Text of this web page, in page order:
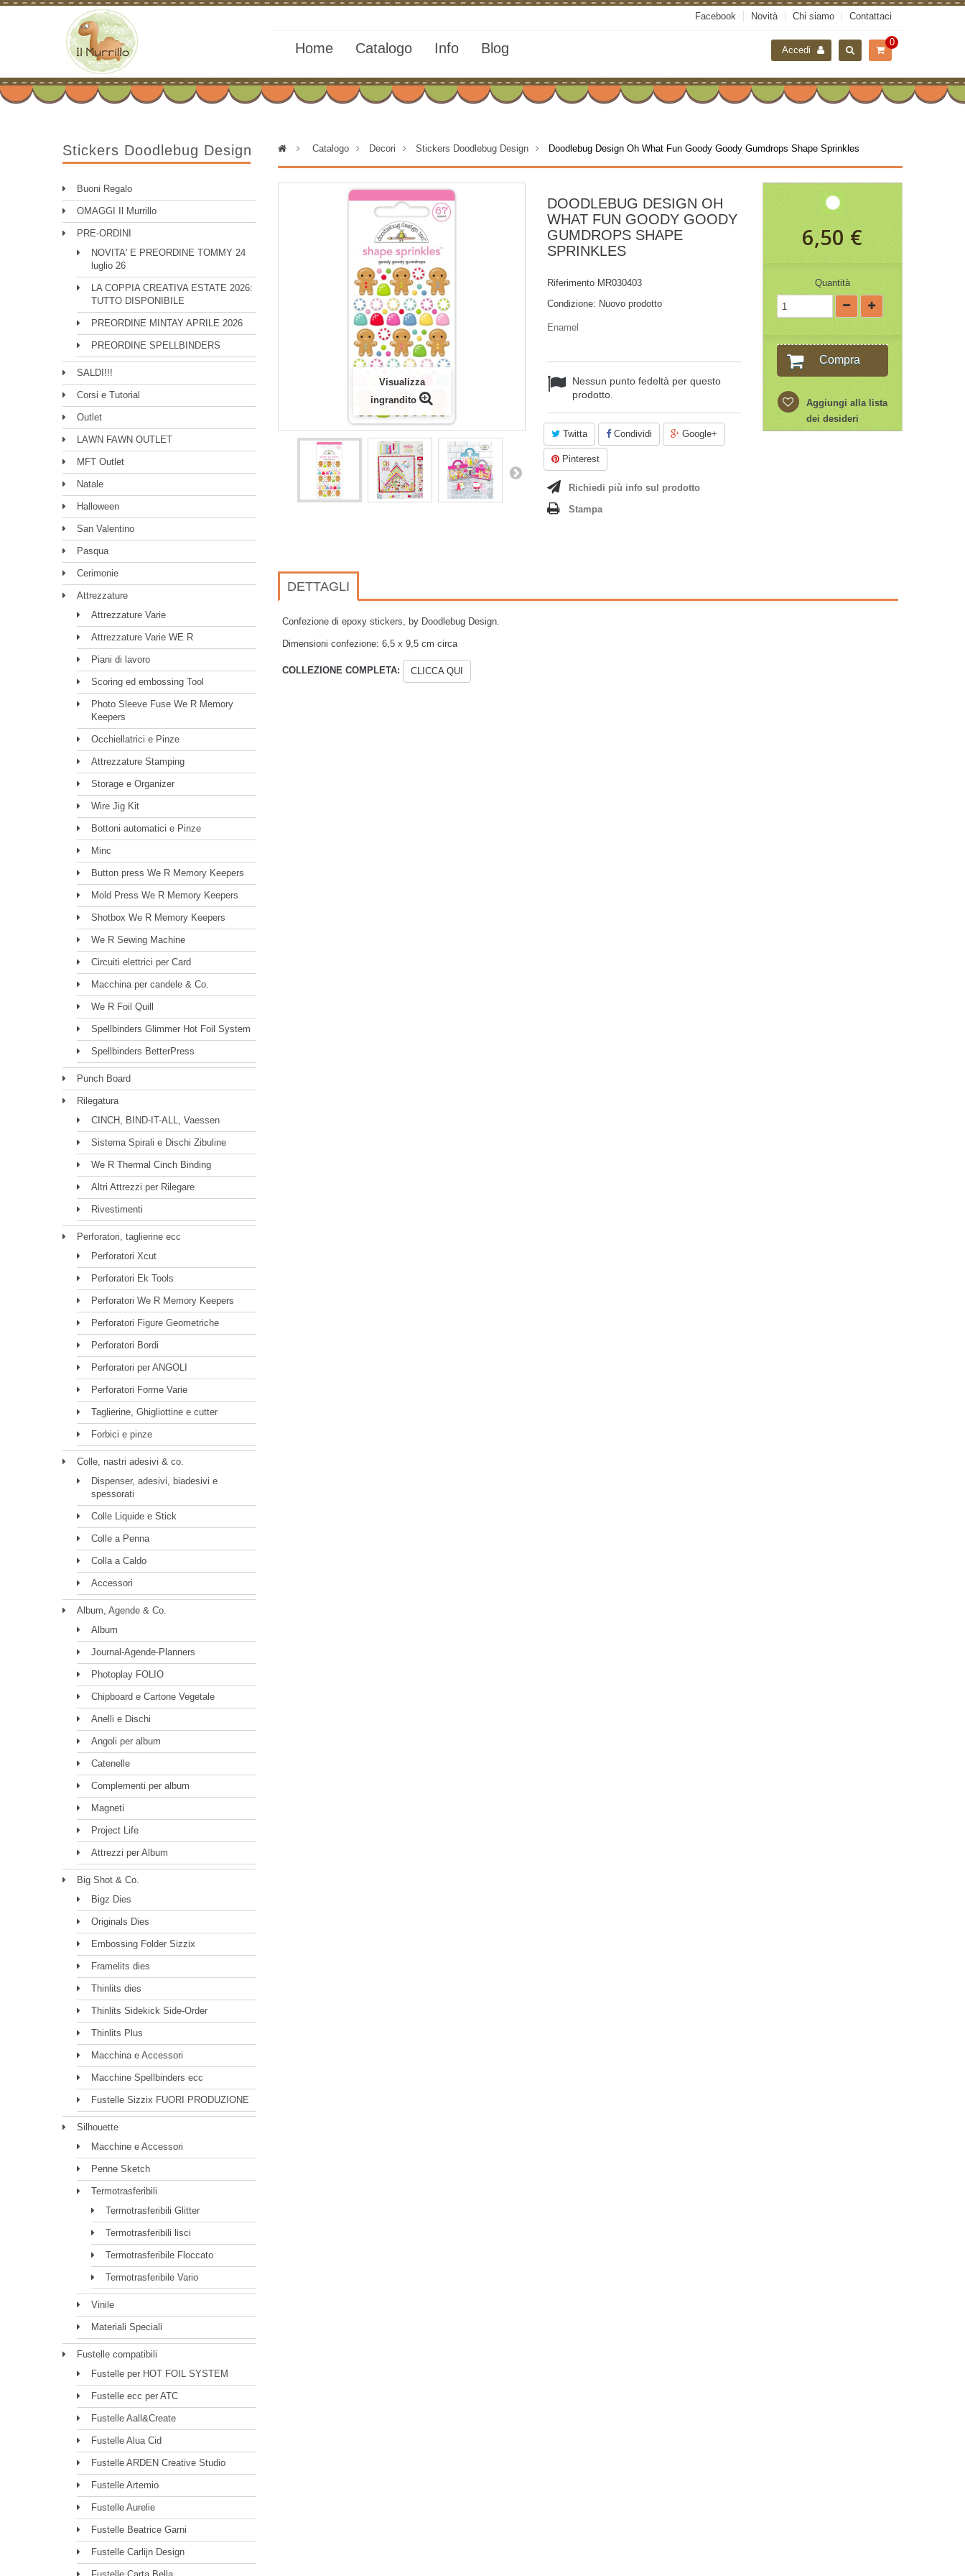
Facebook Novità Chi siamo Contattaci
0
Home Catalogo Info Blog Accedi
Stickers Doodlebug Design
Buoni Regalo
OMAGGI Il Murrillo
PRE-ORDINI
NOVITA' E PREORDINE TOMMY 24
luglio 26
LA COPPIA CREATIVA ESTATE 2026:
TUTTO DISPONIBILE
PREORDINE MINTAY APRILE 2026
PREORDINE SPELLBINDERS
SALDI!!!
Corsi e Tutorial
Outlet
LAWN FAWN OUTLET
MFT Outlet
Natale
Halloween
San Valentino
Pasqua
Cerimonie
Attrezzature
Attrezzature Varie
Attrezzature Varie WE R
Piani di lavoro
Scoring ed embossing Tool
Photo Sleeve Fuse We R Memory
Keepers
Occhiellatrici e Pinze
Attrezzature Stamping
Storage e Organizer
Wire Jig Kit
Bottoni automatici e Pinze
Minc
Button press We R Memory Keepers
Mold Press We R Memory Keepers
Shotbox We R Memory Keepers
We R Sewing Machine
Circuiti elettrici per Card
Macchina per candele & Co.
We R Foil Quill
Spellbinders Glimmer Hot Foil System
Spellbinders BetterPress
Punch Board
Rilegatura
CINCH, BIND-IT-ALL, Vaessen
Sistema Spirali e Dischi Zibuline
We R Thermal Cinch Binding
Altri Attrezzi per Rilegare
Rivestimenti
Perforatori, taglierine ecc
Perforatori Xcut
Perforatori Ek Tools
Perforatori We R Memory Keepers
Perforatori Figure Geometriche
Perforatori Bordi
Perforatori per ANGOLI
Perforatori Forme Varie
Taglierine, Ghigliottine e cutter
Forbici e pinze
Colle, nastri adesivi & co.
Dispenser, adesivi, biadesivi e
spessorati
Colle Liquide e Stick
Colle a Penna
Colla a Caldo
Accessori
Album, Agende & Co.
Album
Journal-Agende-Planners
Photoplay FOLIO
Chipboard e Cartone Vegetale
Anelli e Dischi
Angoli per album
Catenelle
Complementi per album
Magneti
Project Life
Attrezzi per Album
Big Shot & Co.
Bigz Dies
Originals Dies
Embossing Folder Sizzix
Framelits dies
Thinlits dies
Thinlits Sidekick Side-Order
Thinlits Plus
Macchina e Accessori
Macchine Spellbinders ecc
Fustelle Sizzix FUORI PRODUZIONE
Silhouette
Macchine e Accessori
Penne Sketch
Termotrasferibili
Termotrasferibili Glitter
Termotrasferibili lisci
Termotrasferibile Floccato
Termotrasferibile Vario
Vinile
Materiali Speciali
Fustelle compatibili
Fustelle per HOT FOIL SYSTEM
Fustelle ecc per ATC
Fustelle Aall&Create
Fustelle Alua Cid
Fustelle ARDEN Creative Studio
Fustelle Artemio
Fustelle Aurelie
Fustelle Beatrice Garni
Fustelle Carlijn Design
> Catalogo > Decori > Stickers Doodlebug Design > Doodlebug Design Oh What Fun Goody Goody Gumdrops Shape Sprinkles
Visualizza
ingrandito
DOODLEBUG DESIGN OH
WHAT FUN GOODY GOODY
GUMDROPS SHAPE
SPRINKLES
Riferimento MR030403
Condizione: Nuovo prodotto
Enamel
Nessun punto fedeltà per questo
prodotto.
Twitta Condividi Google+
Pinterest
Richiedi più info sul prodotto
Stampa
6,50 €
Quantità
Compra
Aggiungi alla lista
dei desideri
DETTAGLI
Confezione di epoxy stickers, by Doodlebug Design.
Dimensioni confezione: 6,5 x 9,5 cm circa
COLLEZIONE COMPLETA: CLICCA QUI